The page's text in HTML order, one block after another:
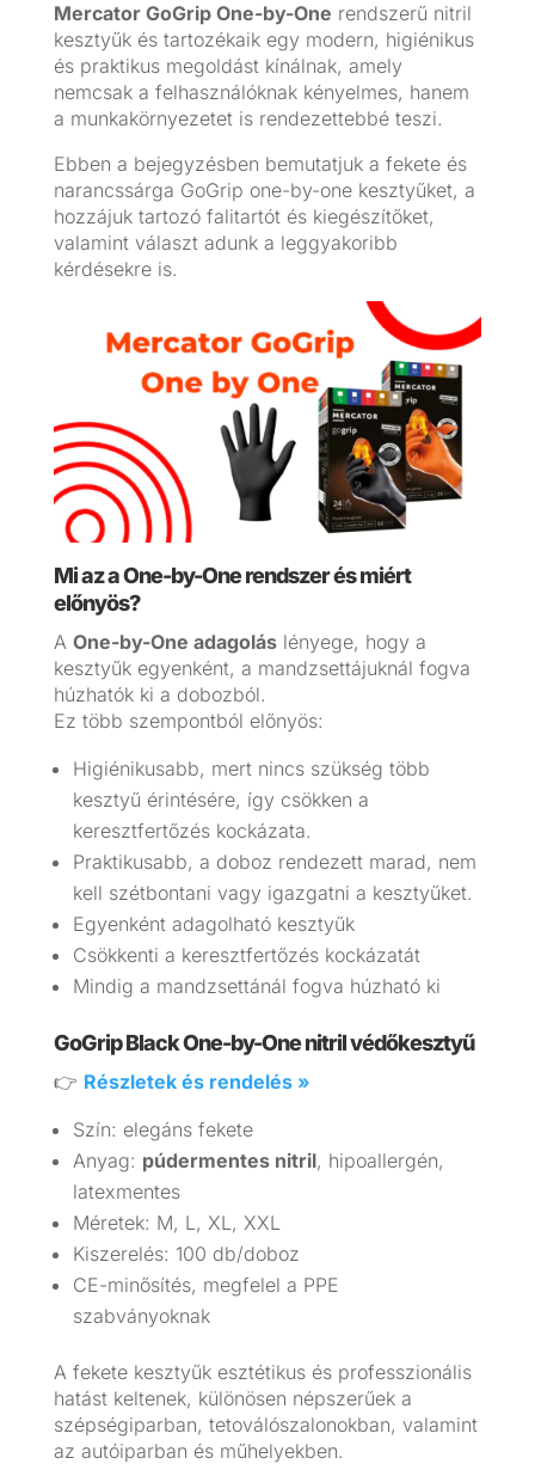
Mercator GoGrip One-by-One rendszerű nitril
kesztyűk és tartozékaik egy modern, higiénikus
és praktikus megoldást kínálnak, amely
nemcsak a felhasználóknak kényelmes, hanem
a munkakörnyezetet is rendezettebbé teszi.
Ebben a bejegyzésben bemutatjuk a fekete és
narancssárga GoGrip one-by-one kesztyűket, a
hozzájuk tartozó falitartót és kiegészítőket,
valamint választ adunk a leggyakoribb
kérdésekre is.
Mi az a One-by-One rendszer és miért
előnyös?
A One-by-One adagoláslényege, hogy a
kesztyűk egyenként, a mandzsettájuknál fogva
húzhatók ki a dobozból.
Ez több szempontból előnyös:
Higiénikusabb, mert nincs szükség több
kesztyű érintésére, így csökken a
keresztfertőzés kockázata.
Praktikusabb, a doboz rendezett marad, nem
kell szétbontani vagy igazgatni a kesztyűket.
Egyenként adagolható kesztyűk
Csökkenti a keresztfertőzés kockázatát
Mindig a mandzsettánál fogva húzható ki
GoGrip Black One-by-One nitril védőkesztyű
👉 Részletek és rendelés »
Szín: elegáns fekete
Anyag: púdermentes nitril, hipoallergén,
latexmentes
Méretek: M, L, XL, XXL
Kiszerelés: 100 db/doboz
CE-minősítés, megfelel a PPE
szabványoknak
A fekete kesztyűk esztétikus és professzionális
hatást keltenek, különösen népszerűek a
szépségiparban, tetoválószalonokban, valamint
az autóiparban és műhelyekben.